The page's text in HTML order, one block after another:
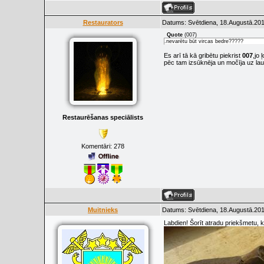
Restaurators Datums: Svētdiena,
Restaurēšanas speciālists
Komentāri: 278
Quote (007)
.nevarētu būt vircas bedre?????
Es arī tā kā gribētu piekrist 007 ,jo
pēc tam izsūknēja un močīja uz
Muitnieks Datums: Svētdiena,
Labdien! Šorīt atradu priekšmetu,